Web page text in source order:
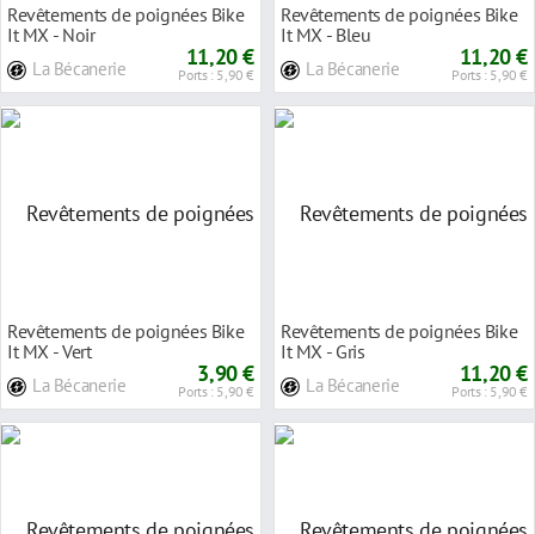
Revêtements de poignées Bike
It MX - Noir
La Bécanerie 11,20 €
Ports : 5,90 €
Revêtements de poignées Bike
It MX - Bleu
La Bécanerie 11,20 €
Ports : 5,90 €
Revêtements de poignées Bike
It MX - Vert
La Bécanerie 3,90 €
Ports : 5,90 €
Revêtements de poignées Bike
It MX - Gris
La Bécanerie 11,20 €
Ports : 5,90 €